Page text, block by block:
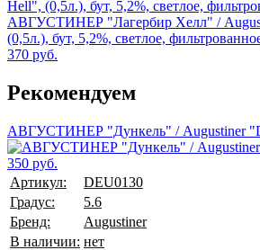
АВГУСТИНЕР "Лагербир Хелл" /
(0,5л.), бут, 5,2%, светлое,
370 руб.
Рекомендуем
АВГУСТИНЕР "Дункель" / Augustiner
350 руб.
Артикул:
DEU0130
Градус:
5.6
Бренд:
Augustiner
В наличии: нет